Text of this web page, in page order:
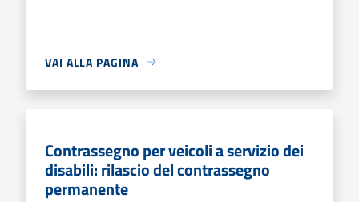
VAI ALLA PAGINA
Contrassegno per veicoli a servizio dei
disabili: rilascio del contrassegno
permanente